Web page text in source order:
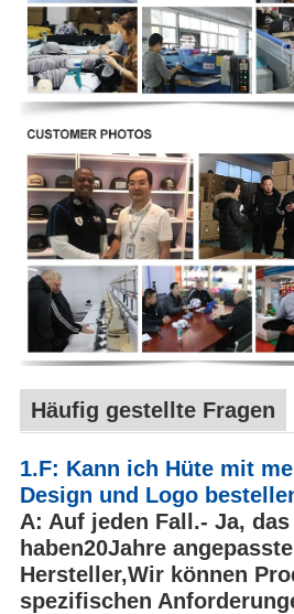
Häufig gestellte Fragen
1.F: Kann ich Hüte mit
Design und Logo
A: Auf jeden Fall.- Ja,
haben20Jahre
Hersteller,Wir können
spezifischen